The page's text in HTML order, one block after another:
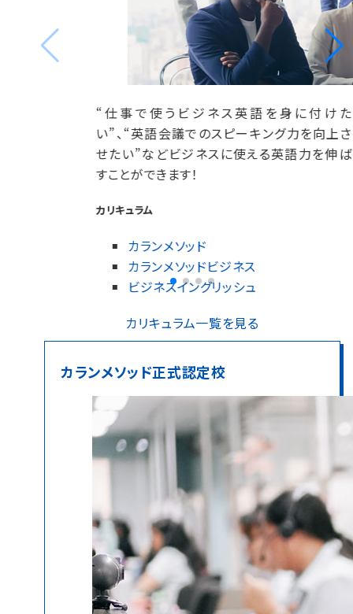
“仕事で使うビジネス英語を身に付けた
い”、“英語会議でのスピーキング力を向上さ
せたい”などビジネスに使える英語力を伸ば
すことができます！
カリキュラム
カランメソッド
カランメソッドビジネス
ビジネスイングリッシュ
カリキュラム一覧を見る
カランメソッド正式認定校